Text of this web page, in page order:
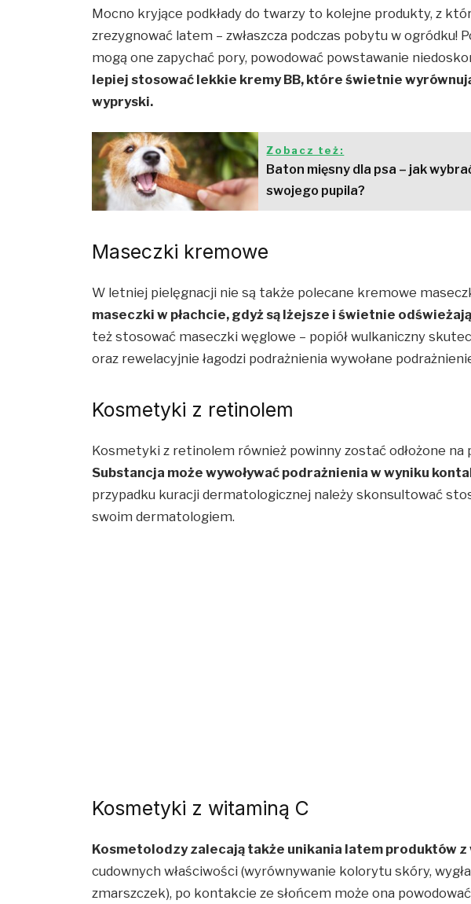
Mocno kryjące podkłady do twarzy to kolejne produkty, z
zrezygnować latem – zwłaszcza podczas pobytu w ogródku!
mogą one zapychać pory, powodować powstawanie
lepiej stosować lekkie kremy BB, które świetnie
wypryski.
Zobacz też:
Baton mięsny dla psa – jak
swojego pupila?
Maseczki kremowe
W letniej pielęgnacji nie są także polecane kremowe
maseczki w płachcie, gdyż są lżejsze i świetnie
też stosować maseczki węglowe – popiół wulkaniczny
oraz rewelacyjnie łagodzi podrażnienia wywołane
Kosmetyki z retinolem
Kosmetyki z retinolem również powinny zostać odłożone na
Substancja może wywoływać podrażnienia w wyniku
przypadku kuracji dermatologicznej należy skonsultować
swoim dermatologiem.
Kosmetyki z witaminą C
Kosmetolodzy zalecają także unikania latem produktów z
cudownych właściwości (wyrównywanie kolorytu skóry,
zmarszczek), po kontakcie ze słońcem może ona